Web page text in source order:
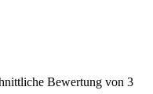
Bewertung von 3